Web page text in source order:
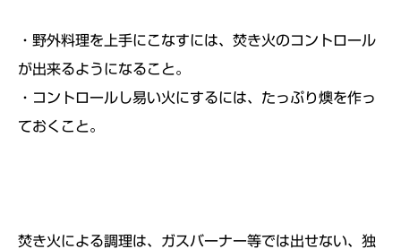
・野外料理を上手にこなすには、焚き火のコントロール
が出来るようになること。
・コントロールし易い火にするには、たっぷり燠を作っ
ておくこと。
焚き火による調理は、ガスバーナー等では出せない、独